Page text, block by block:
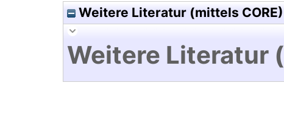
Weitere Literatur (mittels CORE)
Weitere Literatur